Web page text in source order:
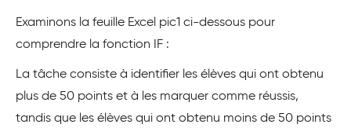
Examinons la feuille Excel pic1 ci-dessous pour
comprendre la fonction IF :
La tâche consiste à identifier les élèves qui ont obtenu
plus de 50 points et à les marquer comme réussis,
tandis que les élèves qui ont obtenu moins de 50 points